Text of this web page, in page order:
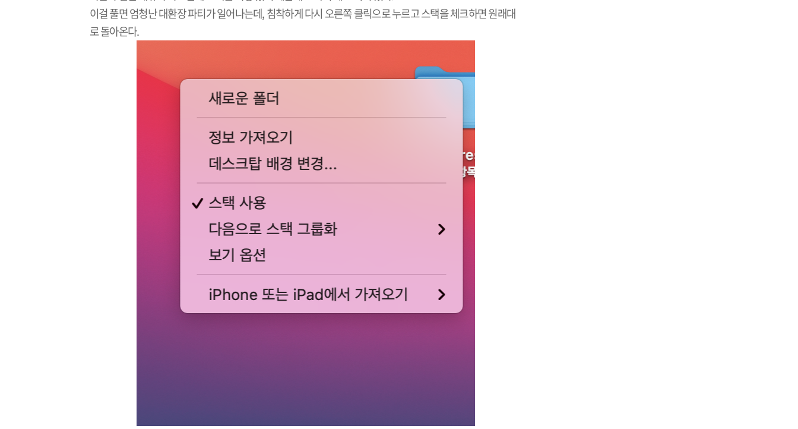
이걸 풀면 엄청난 대환장 파티가 일어나는데, 침착하게 다시 오른쪽 클릭으로 누르고 스택을 체크하면 원래대
로 돌아온다.